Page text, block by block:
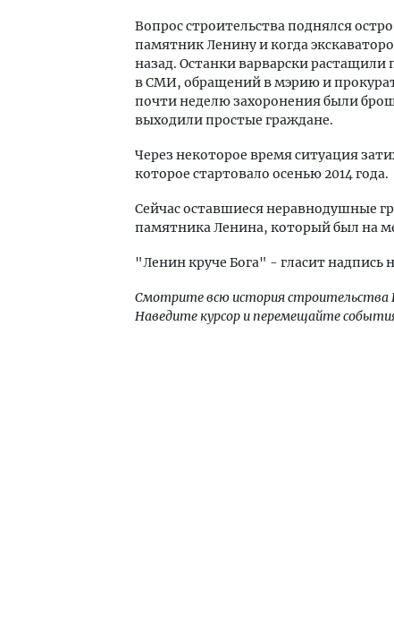
Вопрос строительства поднялся
памятник Ленину и когда
назад. Останки варварски растащили
в СМИ, обращений в мэрию и
почти неделю захоронения были
выходили простые граждане.
Через некоторое время ситуация
которое стартовало осенью 2014 года.
Сейчас оставшиеся неравнодушные
памятника Ленина, который был на
"Ленин круче Бога" - гласит надпись
Смотрите всю история строительства
Наведите курсор и перемещайте